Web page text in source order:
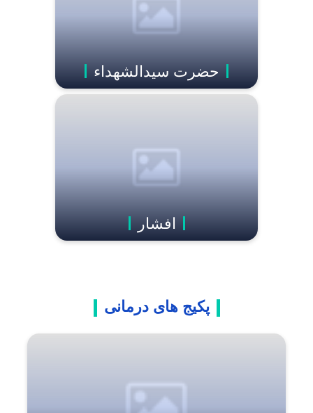
حضرت سیدالشهداء
افشار
پکیج های درمانی